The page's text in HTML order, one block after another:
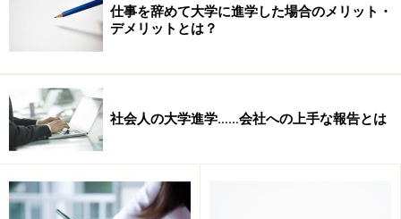
仕事を辞めて大学に進学した場合のメリット・
デメリットとは？
社会人の大学進学……会社への上手な報告とは